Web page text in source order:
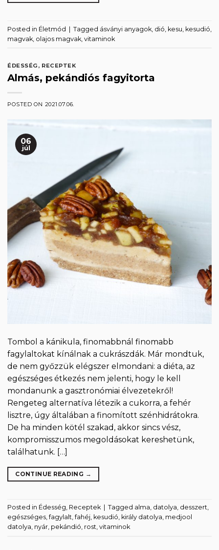
Posted in Életmód Tagged ásványi anyagok dió kesu kesudió
magvak olajos magvak vitaminok
ÉDESSÉG , RECEPTEK
Almás, pekándiós fagyitorta
POSTED ON 2021.07.06.
06
júl
Tombol a kánikula, finomabbnál finomabb
fagylaltokat kínálnak a cukrászdák. Már mondtuk,
de nem győzzük elégszer elmondani: a diéta, az
egészséges étkezés nem jelenti, hogy le kell
mondanunk a gasztronómiai élvezetekről!
Rengeteg alternatíva létezik a cukorra, a fehér
lisztre, úgy általában a finomított szénhidrátokra.
De ha minden kötél szakad, akkor sincs vész,
kompromisszumos megoldásokat kereshetünk,
találhatunk. […]
CONTINUE READING →
Posted in Édesség, Receptek Tagged alma, datolya, desszert,
egészséges,fagylalt,fahéj, kesudió, király datolya, medjool
datolya, nyár, pekándió, rost, vitaminok